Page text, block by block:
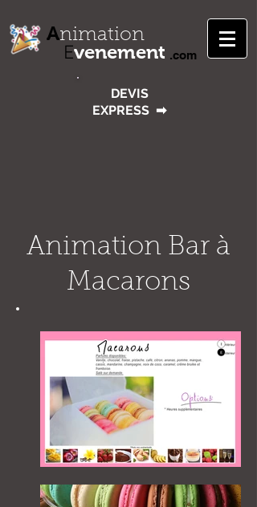
Animation
.com
Evenement
DEVIS
EXPRESS ➡
Animation Bar à
Macarons